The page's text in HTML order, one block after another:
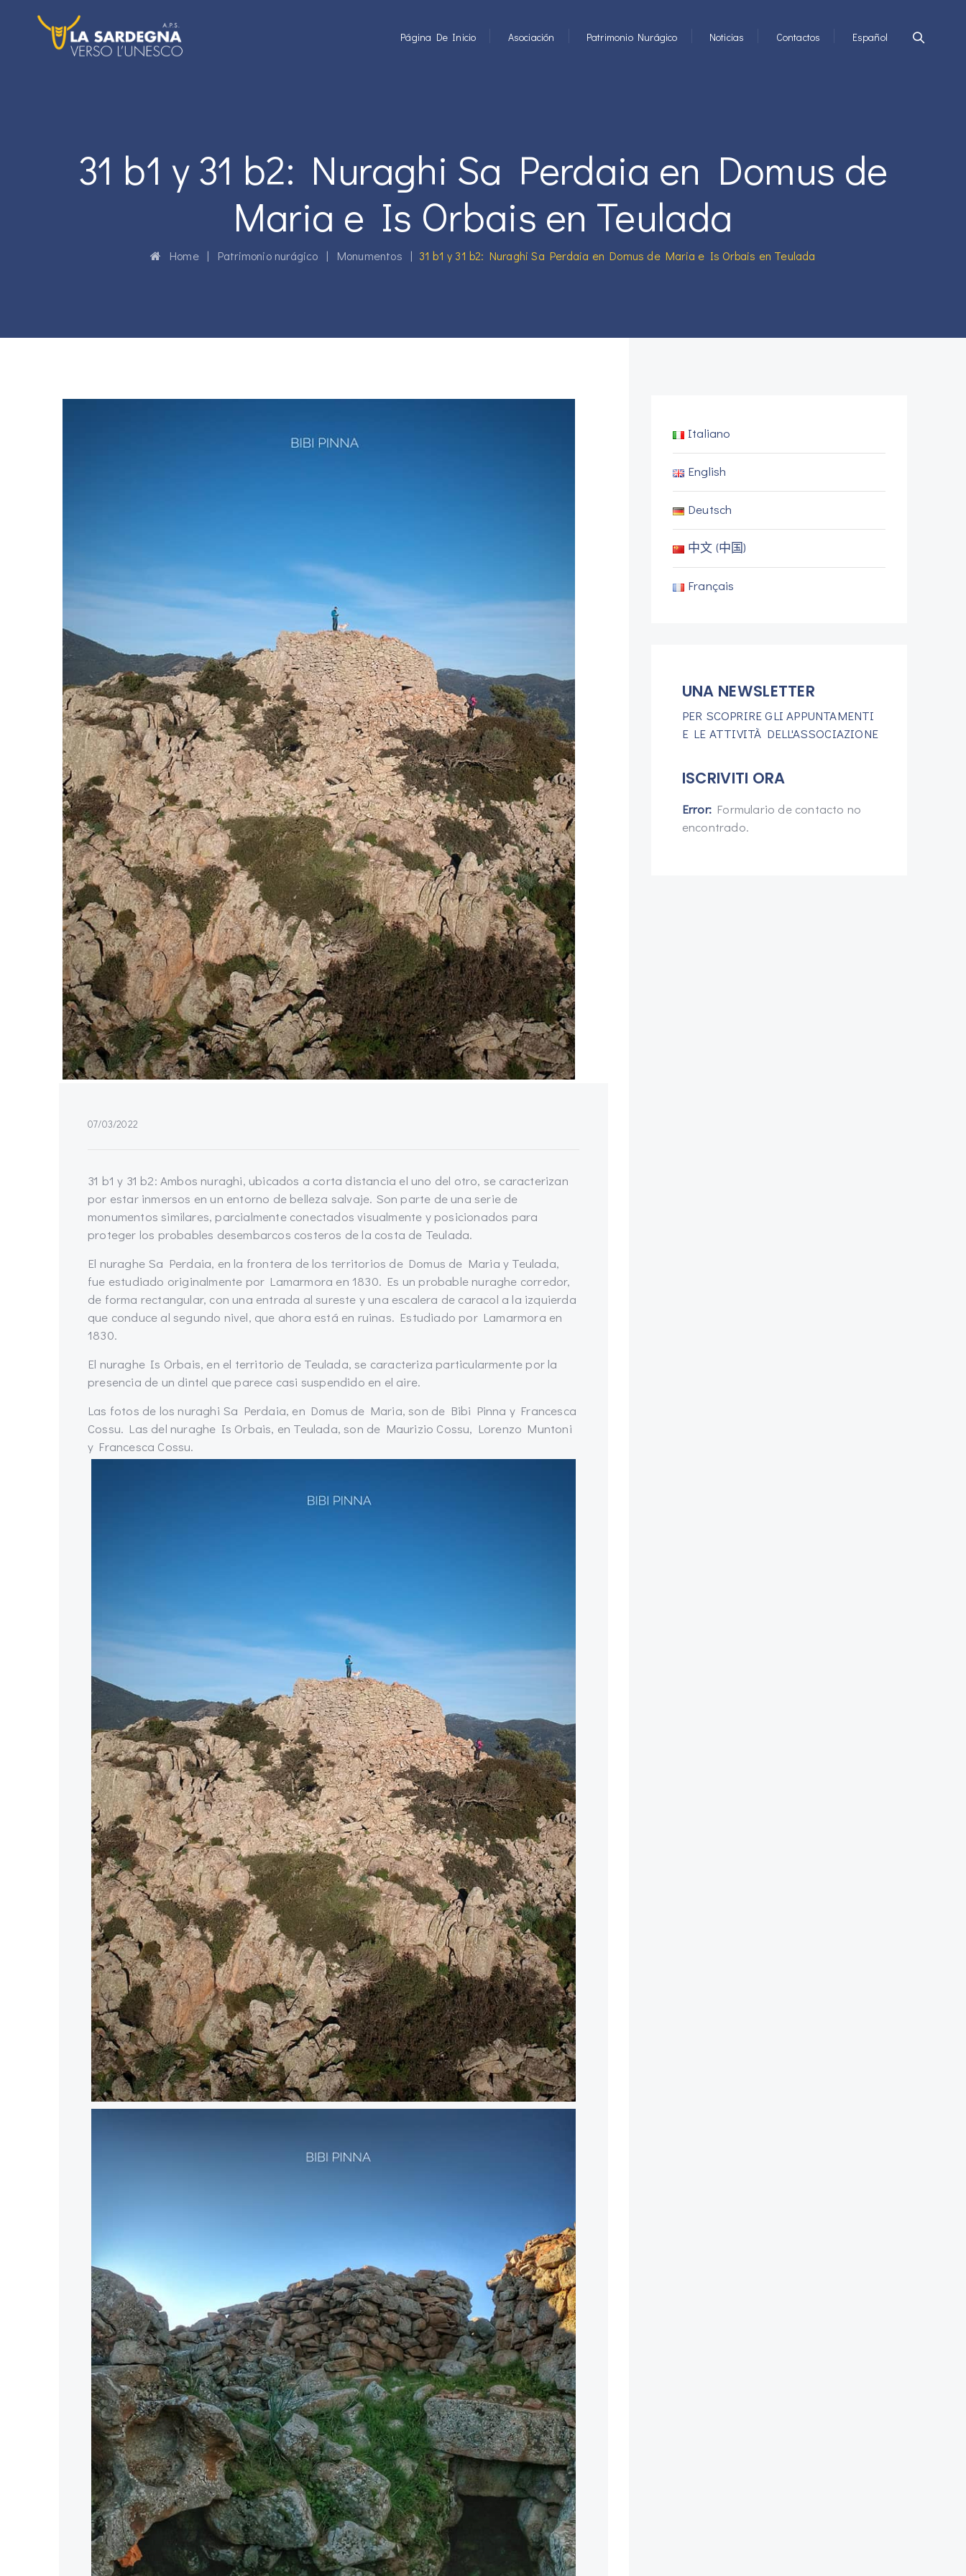
Página De Inicio Asociación Patrimonio Nurágico Noticias Contactos Español
31 b1 y 31 b2: Nuraghi Sa Perdaia en Domus de
Maria e Is Orbais en Teulada
Home| Patrimonio nurágico | Monumentos | 31 b1 y 31 b2: Nuraghi Sa Perdaia en Domus de Maria e Is Orbais en Teulada
07/03/2022
31 b1 y 31 b2: Ambos nuraghi, ubicados a corta distancia el uno del otro, se caracterizan
por estar inmersos en un entorno de belleza salvaje. Son parte de una serie de
monumentos similares, parcialmente conectados visualmente y posicionados para
proteger los probables desembarcos costeros de la costa de Teulada.
El nuraghe Sa Perdaia, en la frontera de los territorios de Domus de Maria y Teulada,
fue estudiado originalmente por Lamarmora en 1830. Es un probable nuraghe corredor,
de forma rectangular, con una entrada al sureste y una escalera de caracol a la izquierda
que conduce al segundo nivel, que ahora está en ruinas. Estudiado por Lamarmora en
1830.
El nuraghe Is Orbais, en el territorio de Teulada, se caracteriza particularmente por la
presencia de un dintel que parece casi suspendido en el aire.
Las fotos de los nuraghi Sa Perdaia, en Domus de Maria, son de Bibi Pinna y Francesca
Cossu. Las del nuraghe Is Orbais, en Teulada, son de Maurizio Cossu, Lorenzo Muntoni
y Francesca Cossu.
Italiano
English
Deutsch
中文 (中国)
Français
UNA NEWSLETTER
PER SCOPRIRE GLI APPUNTAMENTI
E LE ATTIVITÀ DELL'ASSOCIAZIONE
ISCRIVITI ORA
Error: Formulario de contacto no
encontrado.